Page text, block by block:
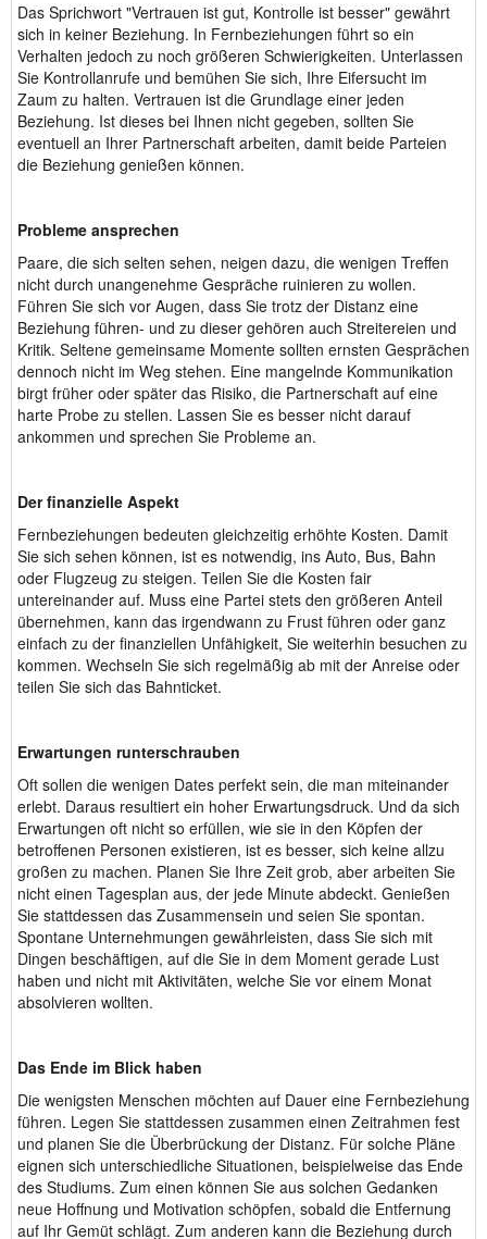
Das Sprichwort "Vertrauen ist gut, Kontrolle ist besser" gewährt
sich in keiner Beziehung. In Fernbeziehungen führt so ein
Verhalten jedoch zu noch größeren Schwierigkeiten. Unterlassen
Sie Kontrollanrufe und bemühen Sie sich, Ihre Eifersucht im
Zaum zu halten. Vertrauen ist die Grundlage einer jeden
Beziehung. Ist dieses bei Ihnen nicht gegeben, sollten Sie
eventuell an Ihrer Partnerschaft arbeiten, damit beide Parteien
die Beziehung genießen können.
Probleme ansprechen
Paare, die sich selten sehen, neigen dazu, die wenigen Treffen
nicht durch unangenehme Gespräche ruinieren zu wollen.
Führen Sie sich vor Augen, dass Sie trotz der Distanz eine
Beziehung führen- und zu dieser gehören auch Streitereien und
Kritik. Seltene gemeinsame Momente sollten ernsten Gesprächen
dennoch nicht im Weg stehen. Eine mangelnde Kommunikation
birgt früher oder später das Risiko, die Partnerschaft auf eine
harte Probe zu stellen. Lassen Sie es besser nicht darauf
ankommen und sprechen Sie Probleme an.
Der finanzielle Aspekt
Fernbeziehungen bedeuten gleichzeitig erhöhte Kosten. Damit
Sie sich sehen können, ist es notwendig, ins Auto, Bus, Bahn
oder Flugzeug zu steigen. Teilen Sie die Kosten fair
untereinander auf. Muss eine Partei stets den größeren Anteil
übernehmen, kann das irgendwann zu Frust führen oder ganz
einfach zu der finanziellen Unfähigkeit, Sie weiterhin besuchen zu
kommen. Wechseln Sie sich regelmäßig ab mit der Anreise oder
teilen Sie sich das Bahnticket.
Erwartungen runterschrauben
Oft sollen die wenigen Dates perfekt sein, die man miteinander
erlebt. Daraus resultiert ein hoher Erwartungsdruck. Und da sich
Erwartungen oft nicht so erfüllen, wie sie in den Köpfen der
betroffenen Personen existieren, ist es besser, sich keine allzu
großen zu machen. Planen Sie Ihre Zeit grob, aber arbeiten Sie
nicht einen Tagesplan aus, der jede Minute abdeckt. Genießen
Sie stattdessen das Zusammensein und seien Sie spontan.
Spontane Unternehmungen gewährleisten, dass Sie sich mit
Dingen beschäftigen, auf die Sie in dem Moment gerade Lust
haben und nicht mit Aktivitäten, welche Sie vor einem Monat
absolvieren wollten.
Das Ende im Blick haben
Die wenigsten Menschen möchten auf Dauer eine Fernbeziehung
führen. Legen Sie stattdessen zusammen einen Zeitrahmen fest
und planen Sie die Überbrückung der Distanz. Für solche Pläne
eignen sich unterschiedliche Situationen, beispielweise das Ende
des Studiums. Zum einen können Sie aus solchen Gedanken
neue Hoffnung und Motivation schöpfen, sobald die Entfernung
auf Ihr Gemüt schlägt. Zum anderen kann die Beziehung durch